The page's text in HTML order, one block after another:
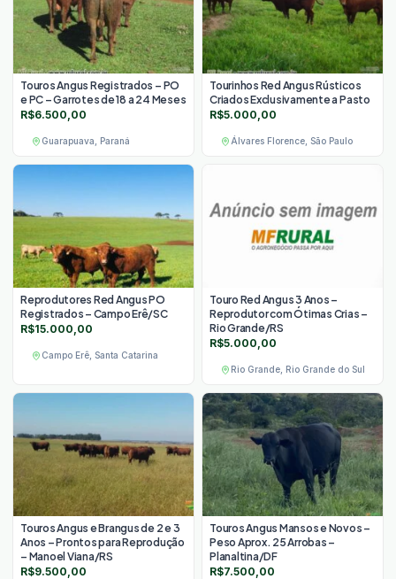
Touros Angus Registrados – PO
e PC – Garrotes de 18 a 24 Meses
R$6.500,00
Guarapuava, Paraná
Tourinhos Red Angus Rústicos
Criados Exclusivamente a Pasto
R$5.000,00
Álvares Florence, São Paulo
Reprodutores Red Angus PO
Registrados – Campo Erê/SC
R$15.000,00
Campo Erê, Santa Catarina
Touro Red Angus 3 Anos –
Reprodutor com Ótimas Crias –
Rio Grande/RS
R$5.000,00
Rio Grande, Rio Grande do Sul
Touros Angus e Brangus de 2 e 3
Anos – Prontos para Reprodução
– Manoel Viana/RS
R$9.500,00
Touros Angus Mansos e Novos –
Peso Aprox. 25 Arrobas –
Planaltina/DF
R$7.500,00